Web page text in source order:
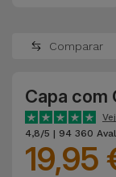
Dyson
TCL
tudo
e Colunas
e Braceletes
Correntes
Comparar
Capa com
4,8/5 | 94 360
19,95